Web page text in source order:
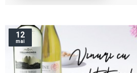
12
mai